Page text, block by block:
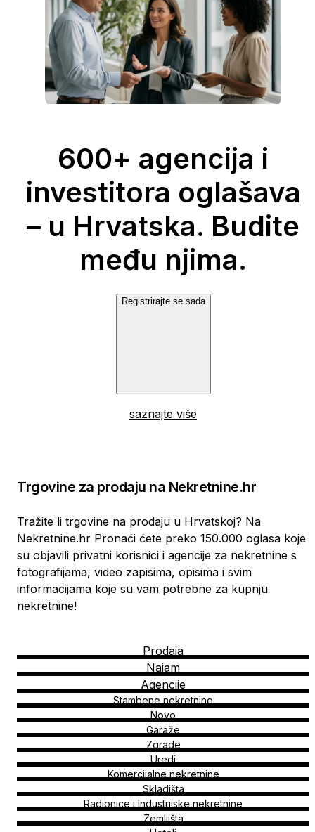
600+ agencija i
investitora oglašava
– u Hrvatska. Budite
među njima.
Registrirajte se sada
saznajte više
Trgovine za prodaju na Nekretnine.hr
Tražite li trgovine na prodaju u Hrvatskoj? Na
Nekretnine.hr Pronaći ćete preko 150.000 oglasa koje
su objavili privatni korisnici i agencije za nekretnine s
fotografijama, video zapisima, opisima i svim
informacijama koje su vam potrebne za kupnju
nekretnine!
Prodaja
Najam
Agencije
Stambene nekretnine
Novo
Garaže
Zgrade
Uredi
Komercijalne nekretnine
Skladišta
Radionice i Industrijske nekretnine
Zemljišta